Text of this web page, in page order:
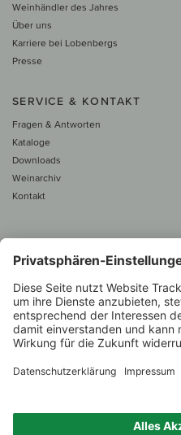
Weinhändler des Jahres
Über uns
Karriere bei Lobenbergs
Presse
SERVICE & KONTAKT
Fragen & Antworten
Kataloge
Downloads
Weinarchiv
Kontakt
1.000 Winzer –